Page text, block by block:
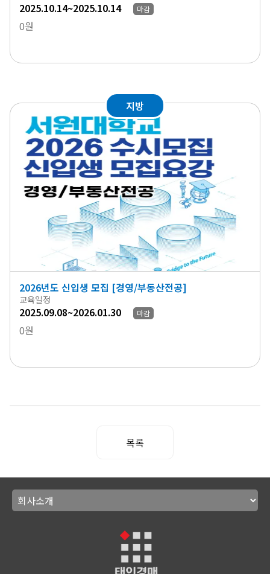
2025.10.14~2025.10.14 마감
0원
지방
2026년도 신입생 모집 [경영/부동산전공]
교육일정
2025.09.08~2026.01.30 마감
0원
목록